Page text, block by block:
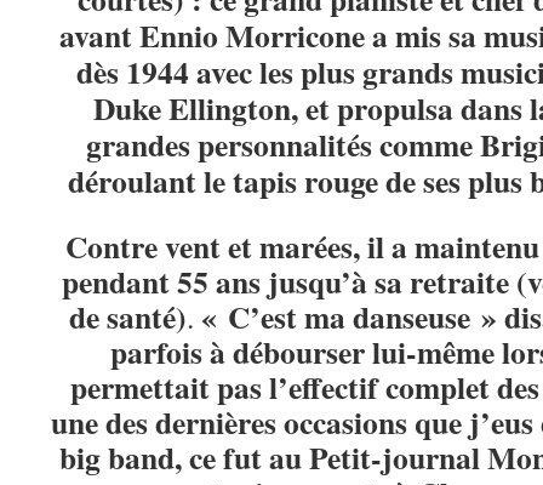
avant Ennio Morricone a mis sa
dès 1944 avec les plus grands
Duke Ellington, et propulsa dans
grandes personnalités comme
déroulant le tapis rouge de ses plus
Contre vent et marées, il a
pendant 55 ans jusqu’à sa retraite
de santé). « C’est ma danseuse »
parfois à débourser lui-même
permettait pas l’effectif complet
une des dernières occasions que
big band, ce fut au Petit-journal